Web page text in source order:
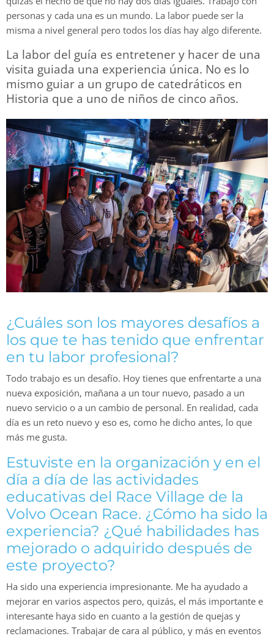
personas y cada una es un mundo. La labor puede ser la
misma a nivel general pero todos los días hay algo diferente.
La labor del guía es entretener y hacer de una
visita guiada una experiencia única. No es lo
mismo guiar a un grupo de catedráticos en
Historia que a uno de niños de cinco años.
¿Cuáles son los mayores desafíos a
los que te has tenido que enfrentar
en tu labor profesional?
Todo trabajo es un desafío. Hoy tienes que enfrentarte a una
nueva exposición, mañana a un tour nuevo, pasado a un
nuevo servicio o a un cambio de personal. En realidad, cada
día es un reto nuevo y eso es, como he dicho antes, lo que
más me gusta.
Estuviste en la organización y en el
día a día de las actividades
educativas del Race Village de la
Volvo Ocean Race. ¿Cómo ha sido la
experiencia? ¿Qué habilidades has
mejorado o adquirido después de
este proyecto?
Ha sido una experiencia impresionante. Me ha ayudado a
mejorar en varios aspectos pero, quizás, el más importante e
interesante haya sido en cuanto a la gestión de quejas y
reclamaciones. Trabajar de cara al público, y más en eventos